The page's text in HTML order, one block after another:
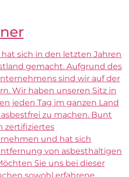
sich in den letzten Jahren
gemacht. Aufgrund des
sind wir auf der
Wir haben unseren Sitz in
jeden Tag im ganzen Land
zu machen. Bunt
zertifiziertes
und hat sich
von asbesthaltigen
Sie uns bei dieser